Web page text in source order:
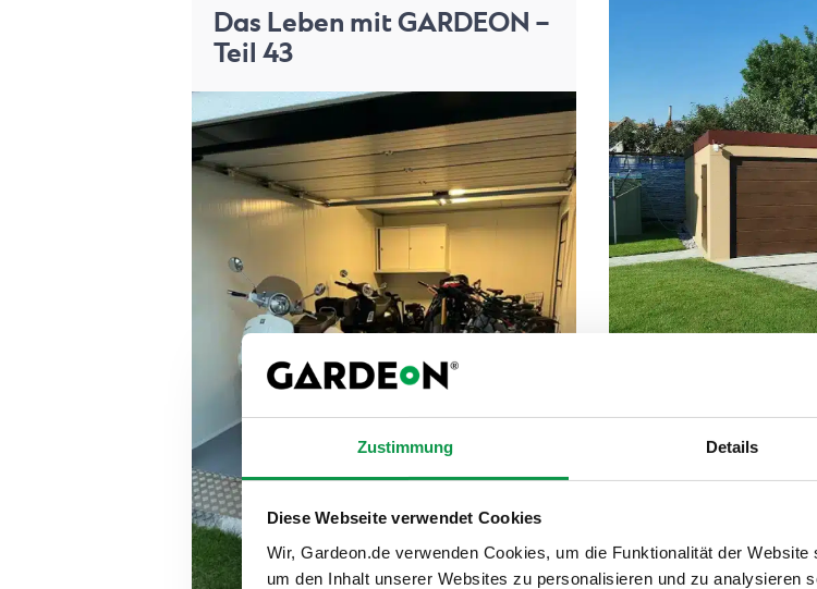
Zustimmung Details
Diese Webseite verwendet Cookies
Wir, Gardeon.de verwenden Cookies, um die Funktionalität der
um den Inhalt unserer Websites zu personalisieren und zu analysieren
Das Leben mit GARDEON –
Teil 43
Veröffentlicht am 28.04.2022
Innenraum nicht nur…